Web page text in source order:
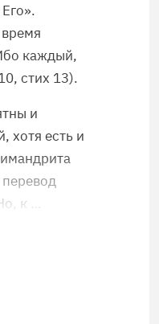
каждый,
стих 13).
и
хотя есть и
к …